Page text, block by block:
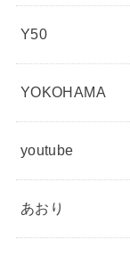
Y50
YOKOHAMA
youtube
あおり